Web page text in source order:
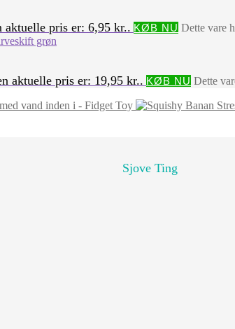
aktuelle pris er: 6,95 kr.. KØB NU Dette vare
aktuelle pris er: 19,95 kr.. KØB NU Dette
vand inden i - Fidget Toy
Sjove Ting